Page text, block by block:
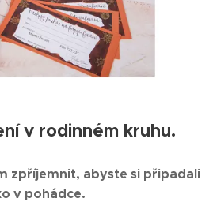
v rodinném kruhu.
zpříjemnit, abyste si připadali
v pohádce.